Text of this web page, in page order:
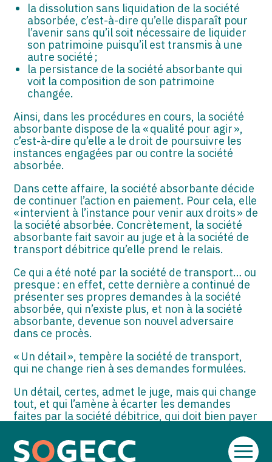
Aller
la dissolution sans liquidation de la société
absorbée, c’est-à-dire qu’elle disparaît pour
l’avenir sans qu’il soit nécessaire de liquider
son patrimoine puisqu’il est transmis à une
autre société ;
la persistance de la société absorbante qui
voit la composition de son patrimoine
changée.
Ainsi, dans les procédures en cours, la société
absorbante dispose de la « qualité pour agir »,
c’est-à-dire qu’elle a le droit de poursuivre les
instances engagées par ou contre la société
absorbée.
Dans cette affaire, la société absorbante décide
de continuer l’action en paiement. Pour cela, elle
« intervient à l’instance pour venir aux droits » de
la société absorbée. Concrètement, la société
absorbante fait savoir au juge et à la société de
transport débitrice qu’elle prend le relais.
Ce qui a été noté par la société de transport… ou
presque : en effet, cette dernière a continué de
présenter ses propres demandes à la société
absorbée, qui n’existe plus, et non à la société
absorbante, devenue son nouvel adversaire
dans ce procès.
« Un détail », tempère la société de transport,
qui ne change rien à ses demandes formulées.
Un détail, certes, admet le juge, mais qui change
tout, et qui l’amène à écarter les demandes
faites par la société débitrice, qui doit bien payer
Sources :